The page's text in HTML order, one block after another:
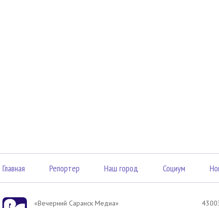
Главная Репортер Наш город Социум
«Вечерний Саранск Mедиа»